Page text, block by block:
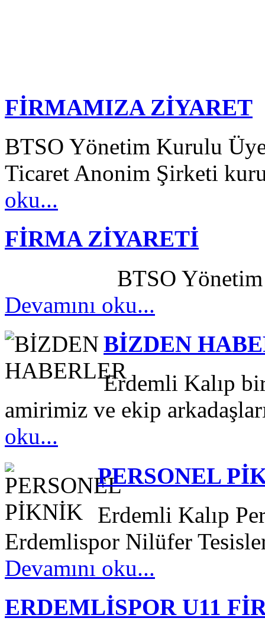
FİRMAMIZA ZİYARET
BTSO Yönetim Kurulu
Ticaret Anonim Şirketi
oku...
FİRMA ZİYARETİ
BTSO Yönetim
Devamını oku...
BİZDEN
Erdemli Kalıp
amirimiz ve ekip
oku...
PERSONEL
Erdemli Kalıp
Erdemlispor Nilüfer
Devamını oku...
ERDEMLİSPOR U11